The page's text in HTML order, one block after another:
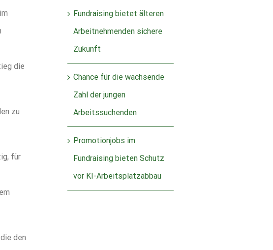
die
zu
für
den
Fundraising bietet älteren
Arbeitnehmenden sichere
Zukunft
Chance für die wachsende
Zahl der jungen
Arbeitssuchenden
Promotionjobs im
Fundraising bieten Schutz
vor KI-Arbeitsplatzabbau